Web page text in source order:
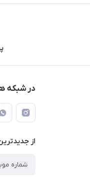
در شبکه
از